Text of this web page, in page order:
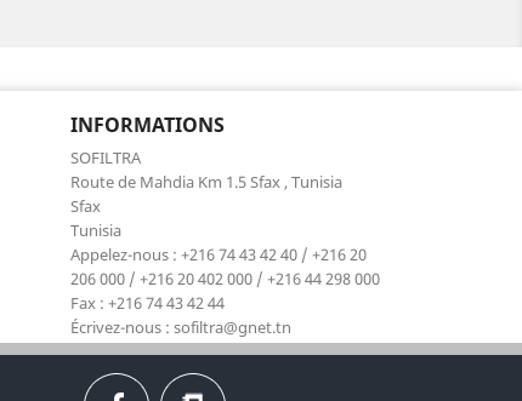
INFORMATIONS
SOFILTRA
Route de Mahdia Km 1.5 Sfax , Tunisia
Sfax
Tunisia
Appelez-nous : +216 74 43 42 40 / +216 20
206 000 / +216 20 402 000 / +216 44 298 000
Fax : +216 74 43 42 44
Écrivez-nous : sofiltra@gnet.tn